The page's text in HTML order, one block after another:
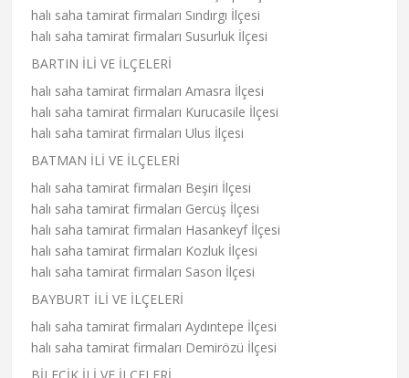
halı saha tamirat firmaları Sındırgı İlçesi
halı saha tamirat firmaları Susurluk İlçesi
BARTIN İLİ VE İLÇELERİ
halı saha tamirat firmaları Amasra İlçesi
halı saha tamirat firmaları Kurucasile İlçesi
halı saha tamirat firmaları Ulus İlçesi
BATMAN İLİ VE İLÇELERİ
halı saha tamirat firmaları Beşiri İlçesi
halı saha tamirat firmaları Gercüş İlçesi
halı saha tamirat firmaları Hasankeyf İlçesi
halı saha tamirat firmaları Kozluk İlçesi
halı saha tamirat firmaları Sason İlçesi
BAYBURT İLİ VE İLÇELERİ
halı saha tamirat firmaları Aydıntepe İlçesi
halı saha tamirat firmaları Demirözü İlçesi
BİLECİK İLİ VE İLÇELERİ